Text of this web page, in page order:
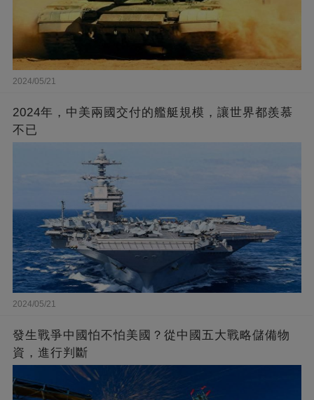
2024/05/21
2024年，中美兩國交付的艦艇規模，讓世界都羨慕
不已
2024/05/21
發生戰爭中國怕不怕美國？從中國五大戰略儲備物
資，進行判斷